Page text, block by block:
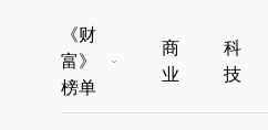
《财
富》
榜单
商
业
科
技